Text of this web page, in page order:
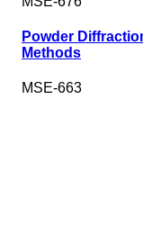
Powder
Methods
MSE-663